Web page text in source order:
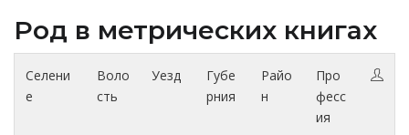
Род в метрических книгах
Селени
е
Воло
сть
Уезд
Губе
рния
Райо
н
Про
фесс
ия